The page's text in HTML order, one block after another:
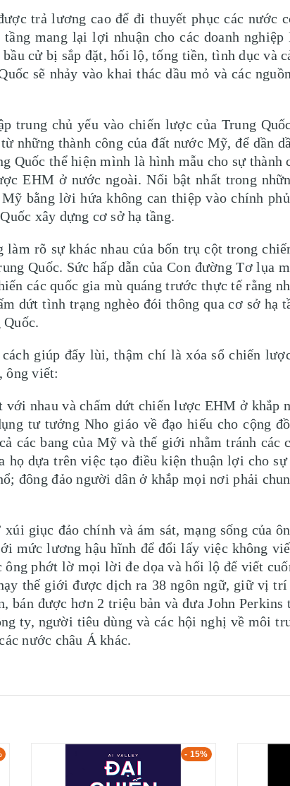
trả lương cao để đi thuyết phục các nước
mang lại lợi nhuận cho các doanh
cử bị sắp đặt, hối lộ, tống tiền, tình dục và
sẽ nhảy vào khai thác dầu mỏ và các
trung chủ yếu vào chiến lược của Trung
những thành công của đất nước Mỹ, để dần
Quốc thể hiện mình là hình mẫu cho sự thành
EHM ở nước ngoài. Nổi bật nhất trong
bằng lời hứa không can thiệp vào chính
xây dựng cơ sở hạ tầng.
rõ sự khác nhau của bốn trụ cột trong
Quốc. Sức hấp dẫn của Con đường Tơ lụa
các quốc gia mù quáng trước thực tế rằng
dứt tình trạng nghèo đói thông qua cơ sở hạ
giúp đẩy lùi, thậm chí là xóa sổ chiến
ông viết:
với nhau và chấm dứt chiến lược EHM ở khắp
tư tưởng Nho giáo về đạo hiếu cho cộng
các bang của Mỹ và thế giới nhằm tránh các
dựa trên việc tạo điều kiện thuận lợi cho
đông đảo người dân ở khắp mọi nơi phải
giục đảo chính và ám sát, mạng sống của
mức lương hậu hĩnh để đổi lấy việc không
phớt lờ mọi lời đe dọa và hối lộ để viết
thế giới được dịch ra 38 ngôn ngữ, giữ vị trí
bán được hơn 2 triệu bản và đưa John Perkins
ty, người tiêu dùng và các hội nghị về môi
nước châu Á khác.
- 15%